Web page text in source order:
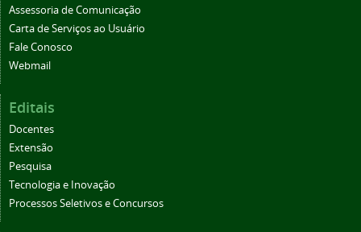
Assessoria de Comunicação
Carta de Serviços ao Usuário
Fale Conosco
Webmail
Editais
Docentes
Extensão
Pesquisa
Tecnologia e Inovação
Processos Seletivos e Concursos